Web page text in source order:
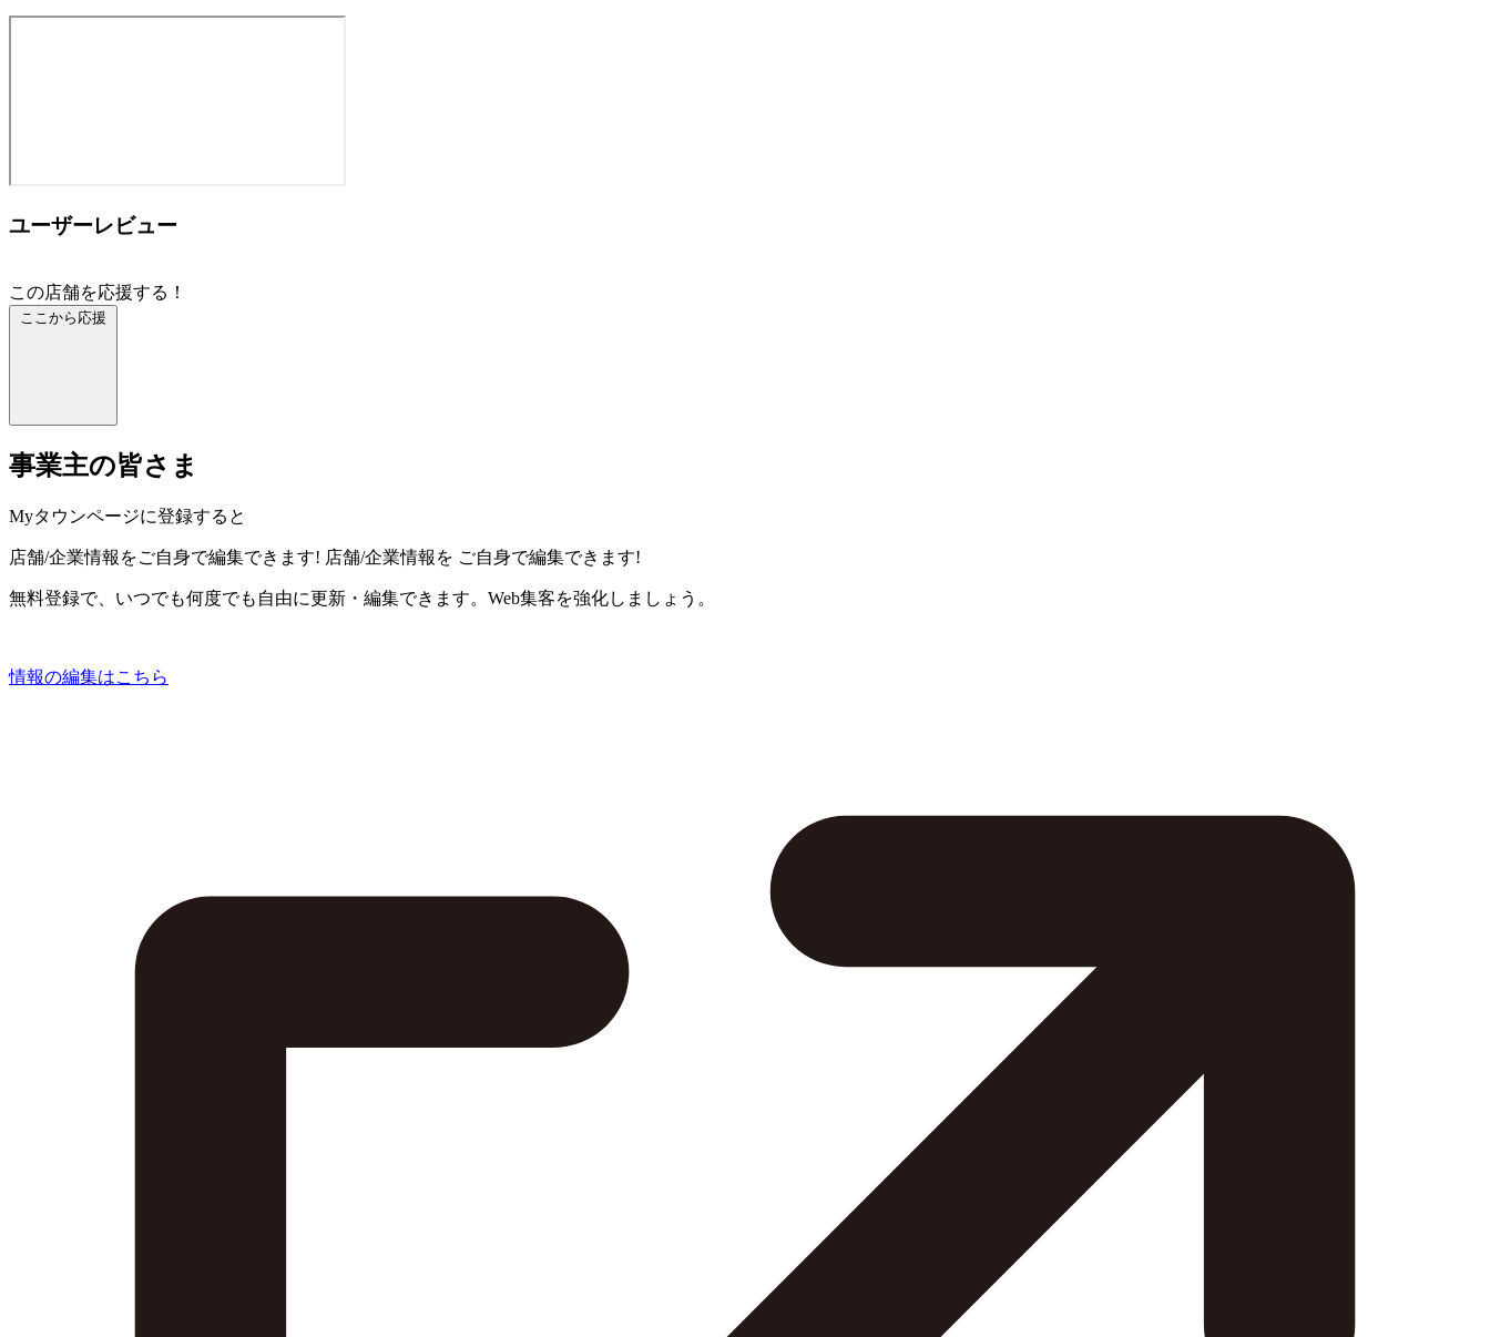
ユーザーレビュー
この店舗を応援する！
ここから応援
事業主の皆さま
Myタウンページに登録すると
店舗/企業情報をご自身で編集できます! 店舗/企業情報を ご自身で編集できます!
無料登録で、いつでも何度でも自由に更新・編集できます。Web集客を強化しましょう。
情報の編集はこちら